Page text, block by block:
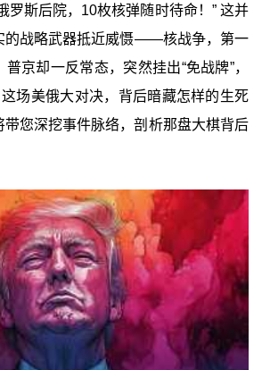
罗斯后院，10枚核弹随时待命！” 这并
的战略武器抵近威慑——核战争，第一
京却一反常态，突然挂出“免战牌”，
这场美俄大对决，背后暗藏怎样的生死
您深挖事件脉络，剖析那盘大棋背后